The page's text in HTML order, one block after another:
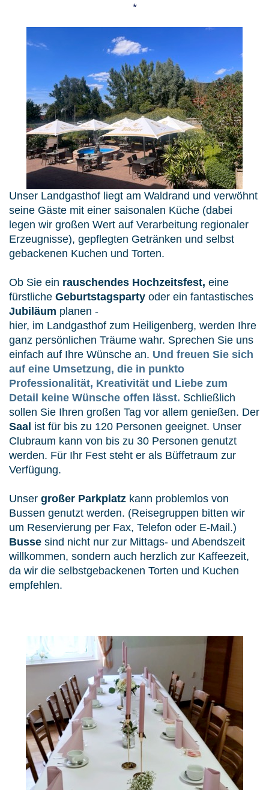
*
Unser Landgasthof liegt am Waldrand und verwöhnt
seine Gäste mit einer saisonalen Küche (dabei
legen wir großen Wert auf Verarbeitung regionaler
Erzeugnisse), gepflegten Getränken und selbst
gebackenen Kuchen und Torten.
Ob Sie ein rauschendes Hochzeitsfest, eine
fürstlicheGeburtstagsparty oder ein fantastisches
Jubiläum planen -
hier, im Landgasthof zum Heiligenberg, werden Ihre
ganz persönlichen Träume wahr. Sprechen Sie uns
einfach auf Ihre Wünsche an. Und freuen Sie sich
auf eine Umsetzung, die in punkto
Professionalität, Kreativität und Liebe zum
Detail keine Wünsche offen lässt. Schließlich
sollen Sie Ihren großen Tag vor allem genießen. Der
Saal ist für bis zu 120 Personen geeignet. Unser
Clubraum kann von bis zu 30 Personen genutzt
werden. Für Ihr Fest steht er als Büffetraum zur
Verfügung.
Unsergroßer Parkplatz kann problemlos von
Bussen genutzt werden. (Reisegruppen bitten wir
um Reservierung per Fax, Telefon oder E-Mail.)
Busse sind nicht nur zur Mittags- und Abendszeit
willkommen, sondern auch herzlich zur Kaffeezeit,
da wir dieselbstgebackenen Torten und Kuchen
empfehlen.